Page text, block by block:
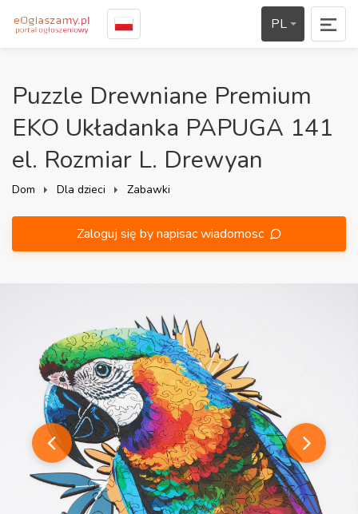
PL
Puzzle Drewniane Premium
EKO Układanka PAPUGA 141
el. Rozmiar L. Drewyan
Dom Dla dzieci Zabawki
Zaloguj się by napisac wiadomosc